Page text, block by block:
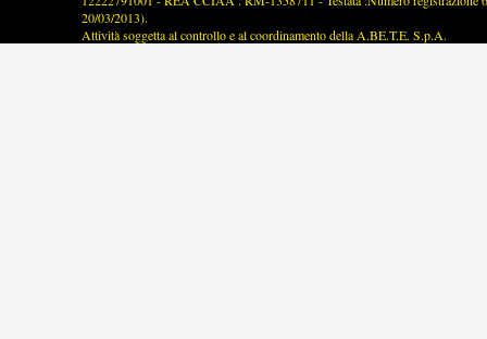
20/03/2013).
Attività soggetta al controllo e al coordinamento della A.BE.T.E. S.p.A.